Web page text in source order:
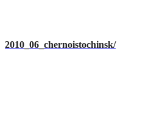
2010_06_chernoistochinsk/